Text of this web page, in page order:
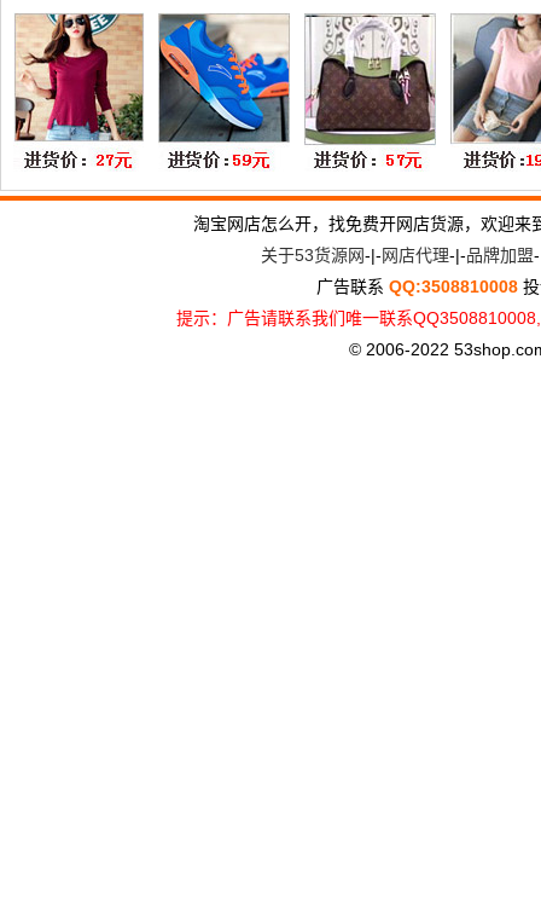
淘宝网店怎么开，找免费开网店货源，欢迎
关于53货源网-|-网店代理-|-品牌加盟
广告联系 QQ:3508810008
提示：广告请联系我们唯一联系
© 2006-2022